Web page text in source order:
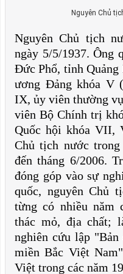
Nguyên Chủ
Nguyên Chủ tịch
ngày 5/5/1937. Ông
Đức Phổ, tỉnh
ương Đảng khóa
IX, ủy viên thường
viên Bộ Chính trị
Quốc hội khóa VII,
Chủ tịch nước
đến tháng 6/2006.
đóng góp vào sự
quốc, nguyên Chủ
từng có nhiều năm
thác mỏ, địa chất;
nghiên cứu lập
miền Bắc Việt
Việt trong các năm